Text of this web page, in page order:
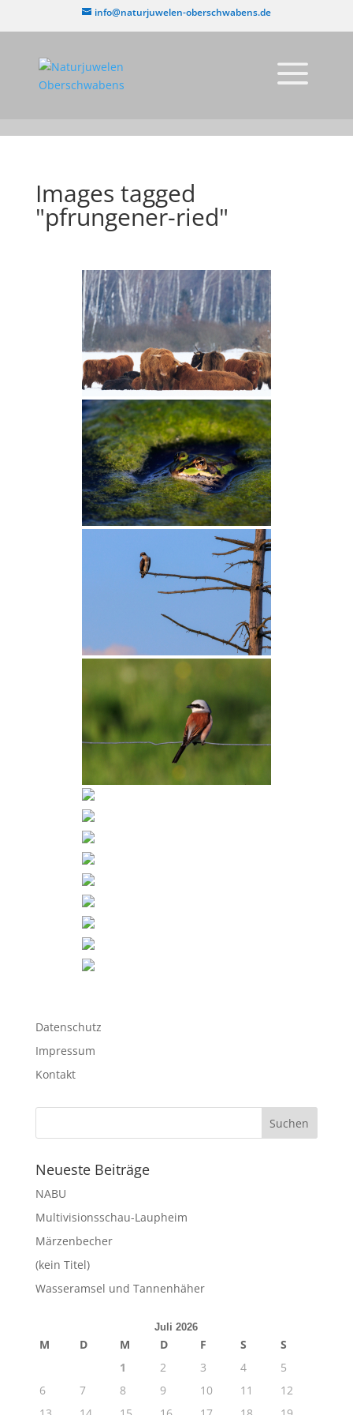
info@naturjuwelen-oberschwabens.de
Images tagged
"pfrungener-ried"
Datenschutz
Impressum
Kontakt
Neueste Beiträge
NABU
Multivisionsschau-Laupheim
Märzenbecher
(kein Titel)
Wasseramsel und Tannenhäher
Juli 2026
M D M D F S
S
1
2 3 4
5
6
7 8 9 10 11
12